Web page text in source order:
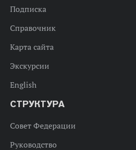
Подписка
Справочник
Карта сайта
Экскурсии
English
СТРУКТУРА
Совет Федерации
Руководство